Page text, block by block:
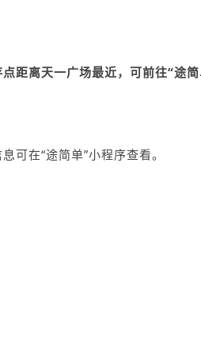
距离天一广场最近，可前往“途
可在“途简单”小程序查看。